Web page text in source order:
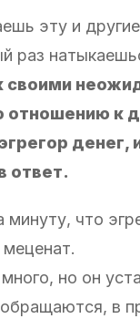
эту и
раз
своими
отношению к
денег,
ответ.
минуту, что
но он
в